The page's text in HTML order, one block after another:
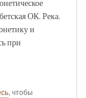
ОК. Река.
и
при
, чтобы